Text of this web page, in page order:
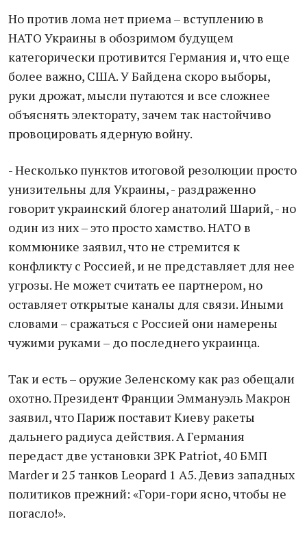
Но против лома нет приема – вступлению в
НАТО Украины в обозримом будущем
категорически противится Германия и, что еще
более важно, США. У Байдена скоро выборы,
руки дрожат, мысли путаются и все сложнее
объяснять электорату, зачем так настойчиво
провоцировать ядерную войну.
- Несколько пунктов итоговой резолюции просто
унизительны для Украины, - раздраженно
говорит украинский блогер анатолий Шарий, - но
один из них – это просто хамство. НАТО в
коммюнике заявил, что не стремится к
конфликту с Россией, и не представляет для нее
угрозы. Не может считать ее партнером, но
оставляет открытые каналы для связи. Иными
словами – сражаться с Россией они намерены
чужими руками – до последнего украинца.
Так и есть – оружие Зеленскому как раз обещали
охотно. Президент Франции Эммануэль Макрон
заявил, что Париж поставит Киеву ракеты
дальнего радиуса действия. А Германия
передаст две установки ЗРК Patriot, 40 БМП
Marder и 25 танков Leopard 1 A5. Девиз западных
политиков прежний: «Гори-гори ясно, чтобы не
погасло!».